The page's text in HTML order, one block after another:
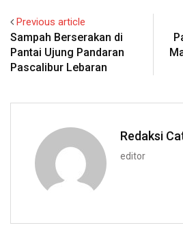
Previous article
Sampah Berserakan di
Pantai Ujung Pandaran
Pascalibur Lebaran
Redaksi
editor